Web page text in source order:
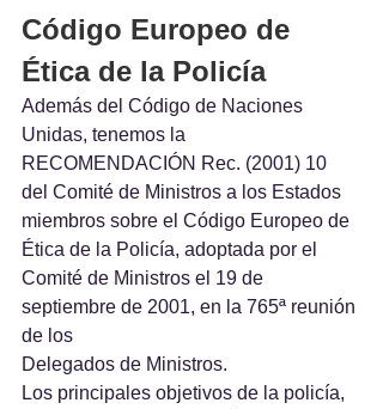
Código Europeo de
Ética de la Policía
Además del Código de Naciones
Unidas, tenemos la
RECOMENDACIÓN Rec. (2001) 10
del Comité de Ministros a los Estados
miembros sobre el Código Europeo de
Ética de la Policía, adoptada por el
Comité de Ministros el 19 de
septiembre de 2001, en la 765ª reunión
de los
Delegados de Ministros.
Los principales objetivos de la policía,